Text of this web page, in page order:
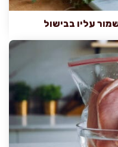
עליו בבישול